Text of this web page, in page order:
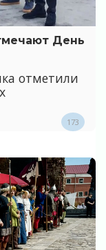
День
отметили
173